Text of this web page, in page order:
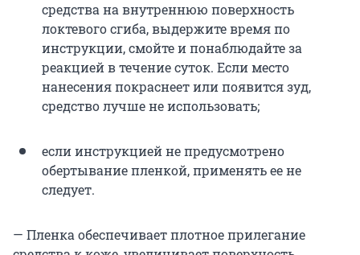
средства на внутреннюю поверхность
локтевого сгиба, выдержите время по
инструкции, смойте и понаблюдайте за
реакцией в течение суток. Если место
нанесения покраснеет или появится зуд,
средство лучше не использовать;
если инструкцией не предусмотрено
обертывание пленкой, применять ее не
следует.
— Пленка обеспечивает плотное прилегание